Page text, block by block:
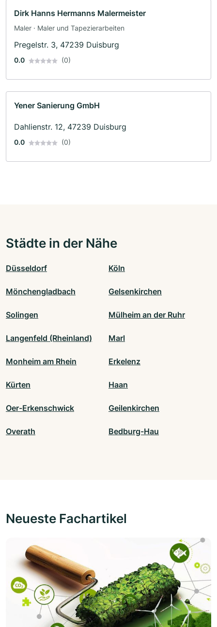
Dirk Hanns Hermanns Malermeister
Maler · Maler und Tapezierarbeiten
Pregelstr. 3, 47239 Duisburg
0.0 (0)
Yener Sanierung GmbH
Dahlienstr. 12, 47239 Duisburg
0.0 (0)
Städte in der Nähe
Düsseldorf Köln
Mönchengladbach Gelsenkirchen
Solingen Mülheim an der Ruhr
Langenfeld (Rheinland) Marl
Monheim am Rhein Erkelenz
Kürten Haan
Oer-Erkenschwick Geilenkirchen
Overath Bedburg-Hau
Neueste Fachartikel